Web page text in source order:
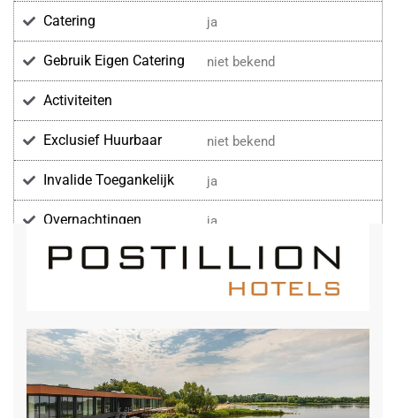
Catering ja
Gebruik Eigen Catering niet bekend
Activiteiten
Exclusief Huurbaar niet bekend
Invalide Toegankelijk ja
Overnachtingen ja
Voorzieningen Brainfood